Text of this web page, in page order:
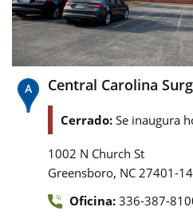
Central Carolina
Cerrado: Se inaugura
1002 N Church St
Greensboro, NC 27401-
Oficina: 336-387-